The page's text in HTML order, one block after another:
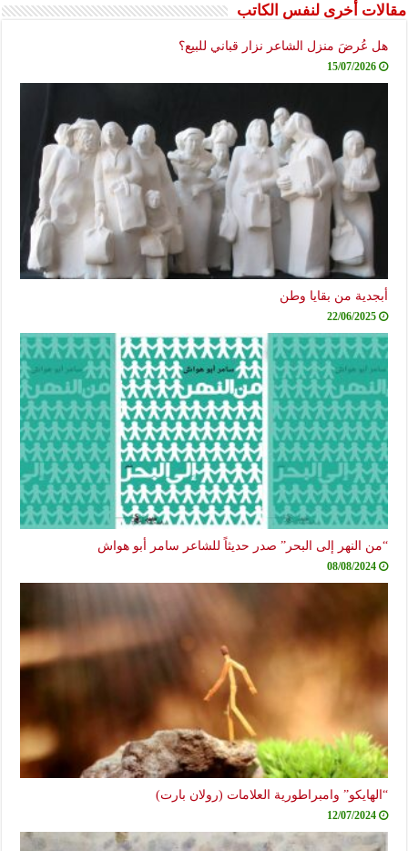
مقالات أخرى لنفس الكاتب
هل عُرضَ منزل الشاعر نزار قباني للبيع؟
15/07/2026
أبجدية من بقايا وطن
22/06/2025
“من النهر إلى البحر” صدر حديثاً للشاعر سامر أبو هواش
08/08/2024
“الهايكو” وامبراطورية العلامات (رولان بارت)
12/07/2024